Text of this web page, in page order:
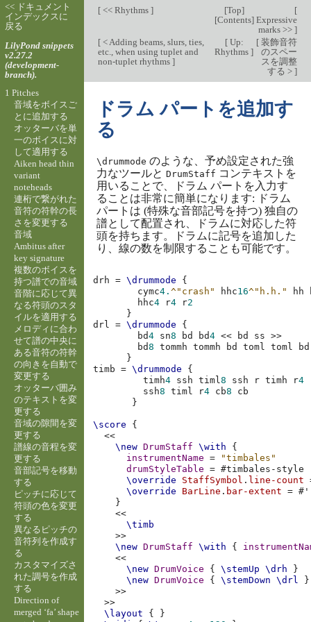
[<< Rhythms ] [Top]
[Contents]
[
Expressive
marks >> ]
[< Adding beams, slurs, ties,
etc., when using tuplet and
non-tuplet rhythms ]
[Up:
Rhythms]
[装飾音符
のスペー
スを調整
する > ]
ドラム パートを追加す
る
\drummode のような、予め設定された強
力なツールと DrumStaff コンテキストを
用いることで、ドラム パートを入力す
ることは非常に簡単になります: ドラム
パートは (特殊な音部記号を持つ) 独自の
譜として配置され、ドラムに対応した符
頭を持ちます。ドラムに記号を追加した
り、線の数を制限することも可能です。
drh = \drummode
{
cymc4.^"crash" hhc16^"h.h." hh
hhc4 r4 r2
}
drl
= \drummode
{
bd4 sn8 bd bd4 << bd ss
>>
bd8 tommh tommh bd toml toml
bd
}
timb
= \drummode
{
timh4 ssh timl8 ssh r timh r4
ssh8 timl r4 cb8
cb
}
\score
{
<<
\new DrumStaff \with
{
instrumentName
=
"timbales"
drumStyleTable
= #timbales-style
\override
StaffSymbol . line-count
\override
BarLine . bar-extent = # '
}
<<
\timb
>>
\new DrumStaff \with {
<<
\new DrumVoice { \stemUp \drh
}
\new DrumVoice { \stemDown \drl
}
>>
>>
\layout
{
}
<< ドキュメント
インデックスに
戻る
LilyPond snippets
v2.27.2
(development-
branch).
1 Pitches
音域をボイスご
とに追加する
オッターバを単
一のボイスに対
して適用する
Aiken head thin
variant
noteheads
連桁で繋がれた
音符の符幹の長
さを変更する
音域
Ambitus after
key signature
複数のボイスを
持つ譜での音域
音階に応じて異
なる符頭のスタ
イルを適用する
メロディに合わ
せて譜の中央に
ある音符の符幹
の向きを自動で
変更する
オッターバ囲み
のテキストを変
更する
音域の隙間を変
更する
譜線の音程を変
更する
音部記号を移動
する
ピッチに応じて
符頭の色を変更
する
異なるピッチの
音符列を作成す
る
カスタマイズさ
れた調号を作成
する
Direction of
merged ‘fa’ shape